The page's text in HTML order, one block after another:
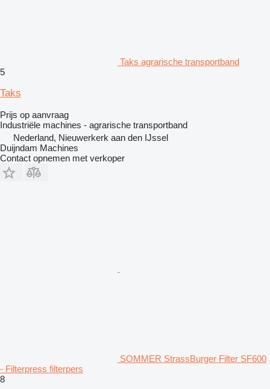
Taks agrarische transportband
5
Taks
Prijs op aanvraag
Industriële machines - agrarische transportband
Nederland, Nieuwerkerk aan den IJssel
Duijndam Machines
Contact opnemen met verkoper
SOMMER StrassBurger Filter SF600
- Filterpress filterpers
8